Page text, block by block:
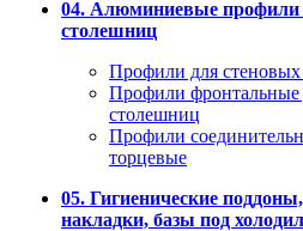
04. Алюминиевые профили
столешниц
Профили для стеновых
Профили фронтальные
столешниц
Профили
торцевые
05. Гигиенические
накладки, базы под